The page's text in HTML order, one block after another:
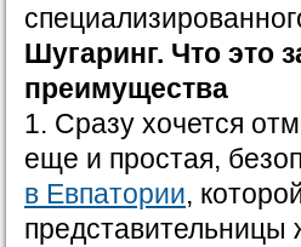
Шугаринг. Что это
преимущества
1. Сразу хочется
еще и простая,
в Евпатории,
представительницы